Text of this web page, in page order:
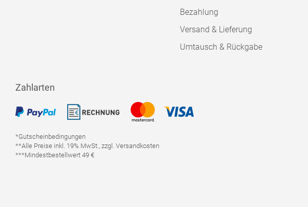
Bezahlung
Versand & Lieferung
Umtausch & Rückgabe
Zahlarten
*Gutscheinbedingungen
**Alle Preise inkl. 19% MwSt., zzgl. Versandkosten
***Mindestbestellwert 49 €